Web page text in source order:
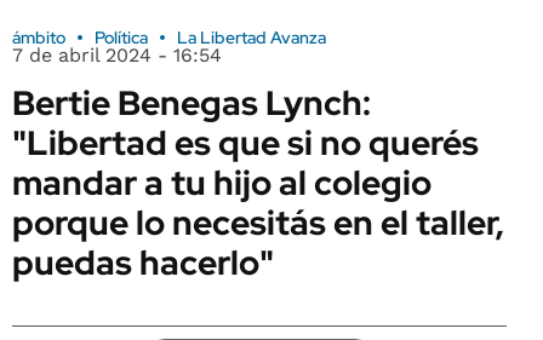
ámbito Política La Libertad Avanza
7 de abril 2024 - 16:54
Bertie Benegas Lynch:
"Libertad es que si no querés
mandar a tu hijo al colegio
porque lo necesitás en el taller,
puedas hacerlo"